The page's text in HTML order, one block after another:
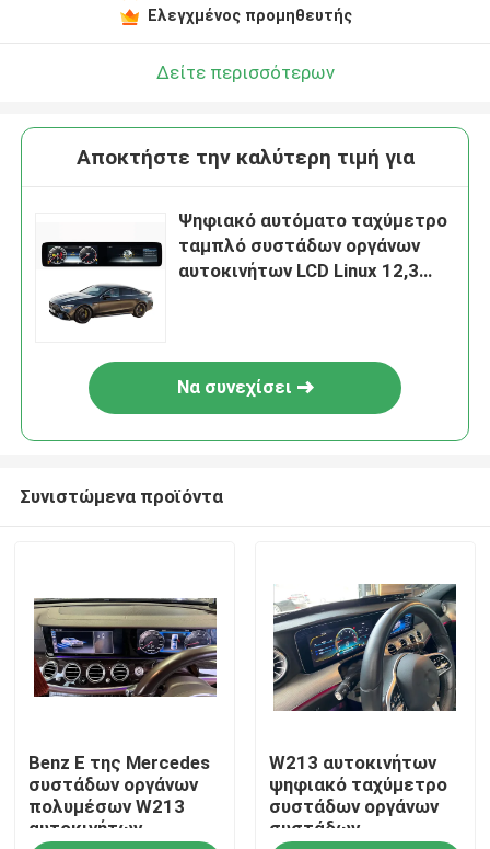
Ελεγχμένος προμηθευτής
Δείτε περισσότερων
Αποκτήστε την καλύτερη τιμή για
Ψηφιακό αυτόματο ταχύμετρο
ταμπλό συστάδων οργάνων
αυτοκινήτων LCD Linux 12,3
Να συνεχίσει
Συνιστώμενα προϊόντα
Benz Ε της Mercedes
συστάδων οργάνων
πολυμέσων W213
αυτοκινήτων
W213 αυτοκινήτων
ψηφιακό ταχύμετρο
συστάδων οργάνων
συστάδων